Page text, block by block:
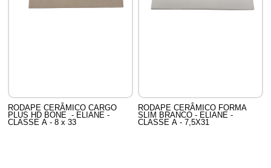
RODAPE CERÂMICO CARGO
PLUS HD BONE - ELIANE -
CLASSE A - 8 x 33
RODAPE CERÂMICO FORMA
SLIM BRANCO - ELIANE -
CLASSE A - 7,5X31